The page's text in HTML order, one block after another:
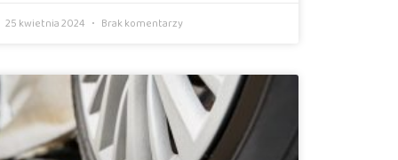
25 kwietnia 2024 Brak komentarzy